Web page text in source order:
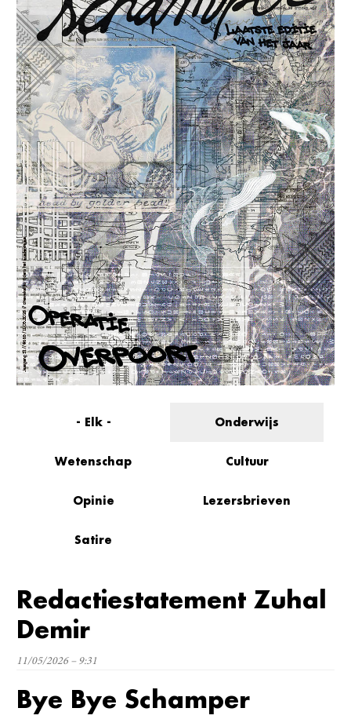
- Elk - Onderwijs
Wetenschap Cultuur
Opinie Lezersbrieven
Satire
Redactiestatement Zuhal
Demir
11/05/2026 – 9:31
Bye Bye Schamper